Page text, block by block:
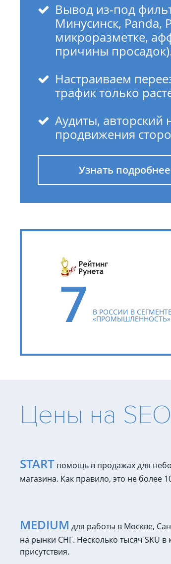
Вывод из-под
Минусинск, Panda,
микроразметке,
причины
Настраиваем
трафик только
Аудиты, авторский
продвижения
Узнать подробнее
7 В РОССИИ В СЕГМЕНТЕ
«ПРОМЫШЛЕННОСТЬ»
Цены на
START помощь в продажах для
магазина. Как правило, это не более
MEDIUM для работы в Москве,
на рынки СНГ. Несколько тысяч SKU в
присутствия.